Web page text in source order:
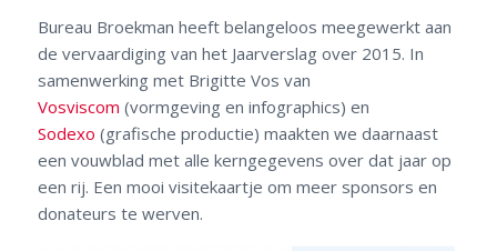
Bureau Broekman heeft belangeloos meegewerkt aan
de vervaardiging van het Jaarverslag over 2015. In
samenwerking met Brigitte Vos van
Vosviscom (vormgeving en infographics) en
Sodexo (grafische productie) maakten we daarnaast
een vouwblad met alle kerngegevens over dat jaar op
een rij. Een mooi visitekaartje om meer sponsors en
donateurs te werven.